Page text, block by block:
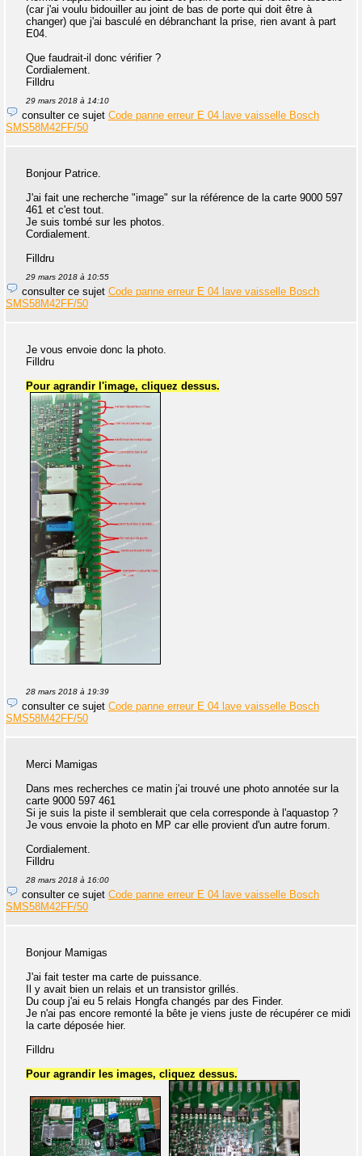
(car j'ai voulu bidouiller au joint de bas de porte qui doit être à
changer) que j'ai basculé en débranchant la prise, rien avant à part
E04.
Que faudrait-il donc vérifier ?
Cordialement.
Filldru
29 mars 2018 à 14:10
consulter ce sujet Code panne erreur E 04 lave vaisselle Bosch
SMS58M42FF/50
Bonjour Patrice.
J'ai fait une recherche "image" sur la référence de la carte 9000 597
461 et c'est tout.
Je suis tombé sur les photos.
Cordialement.
Filldru
29 mars 2018 à 10:55
consulter ce sujet Code panne erreur E 04 lave vaisselle Bosch
SMS58M42FF/50
Je vous envoie donc la photo.
Filldru
Pour agrandir l'image, cliquez dessus.
28 mars 2018 à 19:39
consulter ce sujet Code panne erreur E 04 lave vaisselle Bosch
SMS58M42FF/50
Merci Mamigas
Dans mes recherches ce matin j'ai trouvé une photo annotée sur la
carte 9000 597 461
Si je suis la piste il semblerait que cela corresponde à l'aquastop ?
Je vous envoie la photo en MP car elle provient d'un autre forum.
Cordialement.
Filldru
28 mars 2018 à 16:00
consulter ce sujet Code panne erreur E 04 lave vaisselle Bosch
SMS58M42FF/50
Bonjour Mamigas
J'ai fait tester ma carte de puissance.
Il y avait bien un relais et un transistor grillés.
Du coup j'ai eu 5 relais Hongfa changés par des Finder.
Je n'ai pas encore remonté la bête je viens juste de récupérer ce midi
la carte déposée hier.
Filldru
Pour agrandir les images, cliquez dessus.